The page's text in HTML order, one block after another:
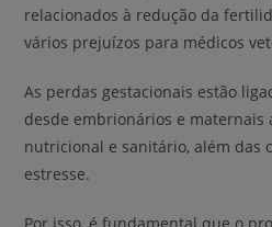
relacionados à redução da
vários prejuízos para médicos
As perdas gestacionais estão
desde embrionários e maternais
nutricional e sanitário, além das
estresse.